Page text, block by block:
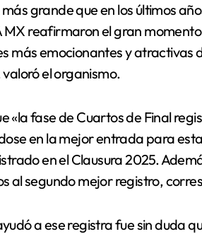
grande que en los últimos
MX reafirmaron el gran
más emocionantes y atractivas
el organismo.
«la fase de Cuartos de Final
en la mejor entrada para
en el Clausura 2025.
al segundo mejor registro,
a ese registra fue sin duda